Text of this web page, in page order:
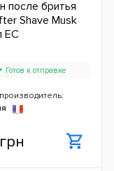
после бритья
Shave Musk
ЕС
Готов к отправке